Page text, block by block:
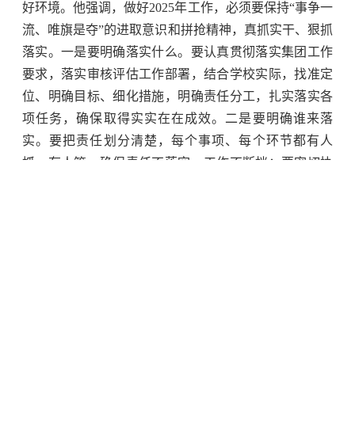
好环境。他强调，做好2025年工作，必须要保持“事争一
流、唯旗是夺”的进取意识和拼抢精神，真抓实干、狠抓
落实。一是要明确落实什么。要认真贯彻落实集团工作
要求，落实审核评估工作部署，结合学校实际，找准定
位、明确目标、细化措施，明确责任分工，扎实落实各
项任务，确保取得实实在在成效。二是要明确谁来落
实。要把责任划分清楚，每个事项、每个环节都有人
抓、有人管，确保责任不落空、工作不断档；要密切协